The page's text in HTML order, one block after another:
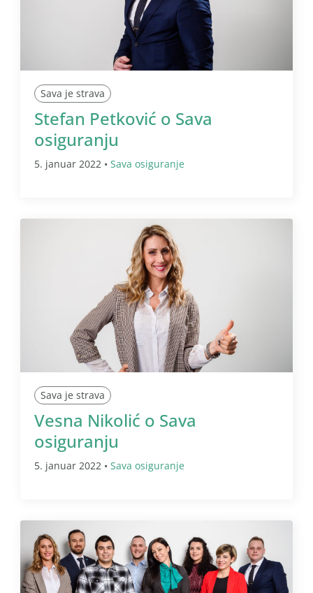
Sava je strava
Stefan Petković o Sava
osiguranju
5. januar 2022 • Sava osiguranje
Sava je strava
Vesna Nikolić o Sava
osiguranju
5. januar 2022 • Sava osiguranje